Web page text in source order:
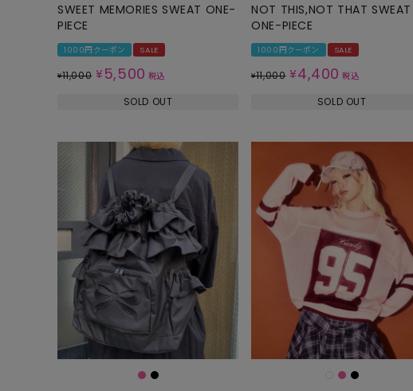
SWEET MEMORIES SWEAT ONE-
PIECE
1000円クーポン SALE
¥11,000 ¥ 5,500 税込
SOLD OUT
NOT THIS,NOT THAT SWEAT
ONE-PIECE
1000円クーポン SALE
¥11,000 ¥4,400 税込
SOLD OUT